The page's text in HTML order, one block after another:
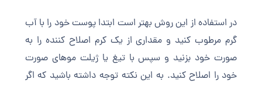
در استفاده از این روش بهتر است ابتدا پوست خود را با آب
گرم مرطوب کنید و مقداری از یک کرم اصلاح کننده را به
صورت خود بزنید و سپس با تیغ یا ژیلت موهای صورت
خود را اصلاح کنید. به این نکته توجه داشته باشید که اگر